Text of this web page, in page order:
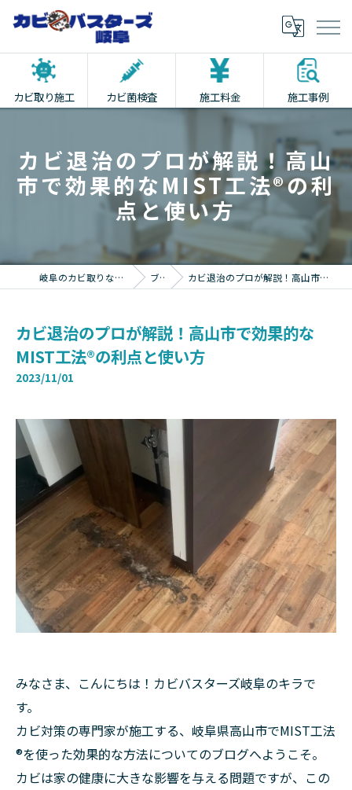
カビ取り施工 カビ菌検査 施工料金 施工事例
カビ退治のプロが解説！高山
市で効果的なMIST工法®の利
点と使い方
岐阜のカビ取りならカビバスターズ岐阜 ブログ カビ退治のプロが解説！高山市で効果的なMIST工法®の利点と使い方
カビ退治のプロが解説！高山市で効果的な
MIST工法®の利点と使い方
2023/11/01
みなさま、こんにちは！カビバスターズ岐阜のキラで
す。
カビ対策の専門家が施工する、岐阜県高山市でMIST工法
®を使った効果的な方法についてのブログへようこそ。
カビは家の健康に大きな影響を与える問題ですが、この